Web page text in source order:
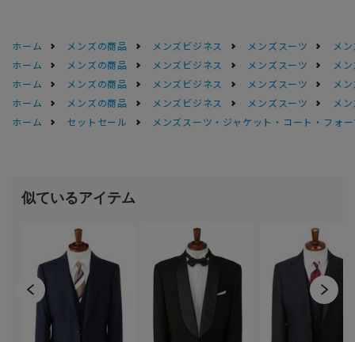
ホーム メンズの商品 メンズビジネス メンズスーツ
メ
ホーム
メンズの商品 メンズビジネス メンズスーツ
メ
ホーム
メンズの商品 メンズビジネス メンズスーツ
メ
ホーム
メンズの商品 メンズビジネス メンズスーツ
メ
ホーム
セットセール メンズスーツ・ジャケット・コート・フォ